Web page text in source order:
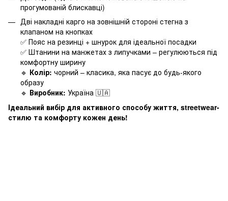
прогумованій блискавці)
Дві накладні карго на зовнішній стороні стегна з
клапаном на кнопках
✅ Пояс на резинці + шнурок для ідеальної посадки
✅ Штанини на манжетах з липучками – регулюються під
комфортну ширину
🔹 Колір: чорний – класика, яка пасує до будь-якого
образу
🔹 Виробник: Україна 🇺🇦
Ідеальний вибір для активного способу життя, streetwear-
стилю та комфорту кожен день!